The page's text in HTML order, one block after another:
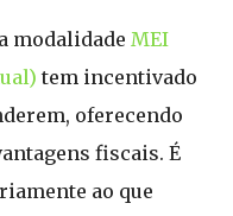
modalidade MEI
tem incentivado
oferecendo
fiscais. É
ao que